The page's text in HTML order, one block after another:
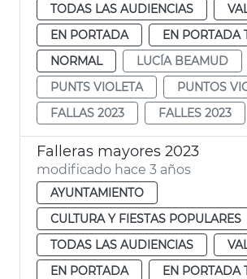
TODAS LAS AUDIENCIAS
EN PORTADA
EN PORTADA
NORMAL
LUCÍA BEAMUD
PUNTS VIOLETA
PUNTOS
FALLAS 2023
FALLES 2023
Falleras mayores 2023
modificado hace 3 años
AYUNTAMIENTO
CULTURA Y FIESTAS POPULARES
TODAS LAS AUDIENCIAS
EN PORTADA
EN PORTADA